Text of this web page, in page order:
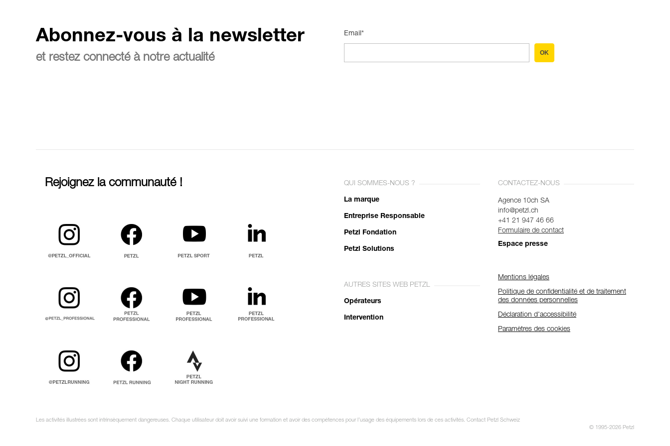
Abonnez-vous à la newsletter
et restez connecté à notre actualité
Email*
OK
Rejoignez la communauté ! QUI SOMMES-NOUS ?
La marque
Entreprise Responsable
Petzl Fondation
Petzl Solutions
AUTRES SITES WEB PETZL
Opérateurs
Intervention
CONTACTEZ-NOUS
Agence 10ch SA
info@petzl.ch
+41 21 947 46 66
Formulaire de contact
Espace presse
Mentions légales
Politique de confidentialité et de traitement
des données personnelles
Déclaration d'accessibilité
Paramètres des cookies
Les activités illustrées sont intrinsèquement dangereuses. Chaque utilisateur doit avoir suivi une formation et avoir des compétences pour l’usage des équipements lors de ces activités. Contact Petzl Schweiz
© 1995-2026 Petzl